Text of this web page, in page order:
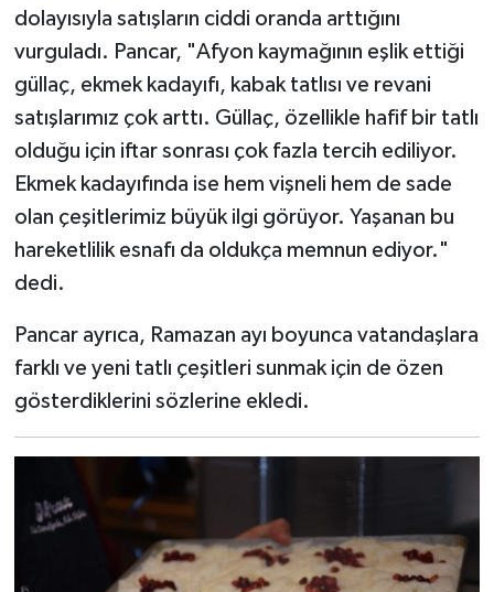
dolayısıyla satışların ciddi oranda arttığını
vurguladı. Pancar, "Afyon kaymağının eşlik ettiği
güllaç, ekmek kadayıfı, kabak tatlısı ve revani
satışlarımız çok arttı. Güllaç, özellikle hafif bir tatlı
olduğu için iftar sonrası çok fazla tercih ediliyor.
Ekmek kadayıfında ise hem vişneli hem de sade
olan çeşitlerimiz büyük ilgi görüyor. Yaşanan bu
hareketlilik esnafı da oldukça memnun ediyor."
dedi.
Pancar ayrıca, Ramazan ayı boyunca vatandaşlara
farklı ve yeni tatlı çeşitleri sunmak için de özen
gösterdiklerini sözlerine ekledi.